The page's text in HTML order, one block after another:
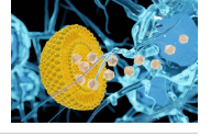
תוספים לילדים
רימונים